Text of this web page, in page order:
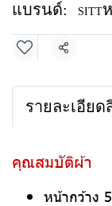
แบรนด์: SITT
แชร์
รายละเอียด
คุณสมบัติผ้า
หน้ากว้าง